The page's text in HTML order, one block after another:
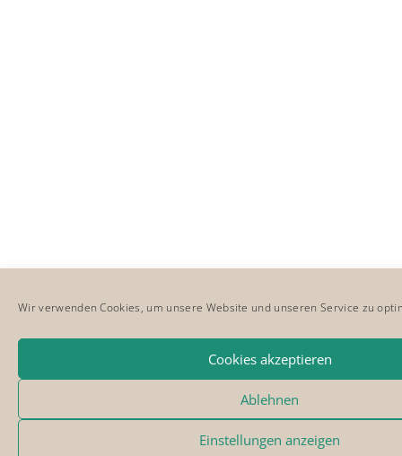
Wir verwenden Cookies, um unsere Website und unseren Service zu
Cookies akzeptieren
Ablehnen
Einstellungen anzeigen